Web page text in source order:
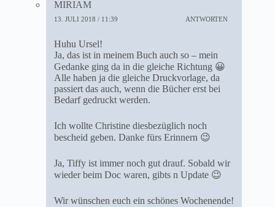
MIRIAM
13. JULI 2018 / 11:39 ANTWORTEN
Huhu Ursel!
Ja, das ist in meinem Buch auch so – mein
Gedanke ging da in die gleiche Richtung 😀
Alle haben ja die gleiche Druckvorlage, da
passiert das auch, wenn die Bücher erst bei
Bedarf gedruckt werden.
Ich wollte Christine diesbezüglich noch
bescheid geben. Danke fürs Erinnern 😉
Ja, Tiffy ist immer noch gut drauf. Sobald wir
wieder beim Doc waren, gibts n Update 😉
Wir wünschen euch ein schönes Wochenende!